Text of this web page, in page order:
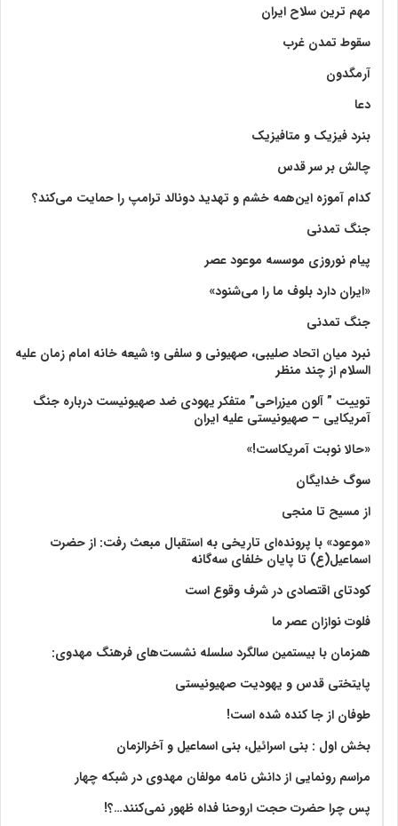
مهم ترین سلاح ایران
سقوط تمدن غرب
آرمگدون
دعا
بنرد فیزیک و متافیزیک
چالش بر سر قدس
کدام آموزه این‌همه خشم و تهدید دونالد ترامپ را حمایت می‌کند؟
جنگ تمدنی
پیام نوروزی موسسه موعود عصر
«ایران دارد بلوف ما را می‌شنود»
جنگ تمدنی
نبرد میان اتحاد صلیبی، صهیونی و سلفی و؛ شیعه خانه امام زمان علیه
السلام از چند منظر
توییت ” آلون میزراحی” متفکر یهودی ضد صهیونیست درباره جنگ
آمریکایی – صهیونیستی علیه ایران
«حالا نوبت آمریکاست!»
سوگ خدایگان
از مسیح تا منجی
«موعود» با پرونده‌ای تاریخی به استقبال مبعث رفت: از حضرت
اسماعیل(ع) تا پایان خلفای سه‌گانه
کودتای اقتصادی در شرف وقوع است
فلوت نوازان عصر ما
همزمان با بیستمین سالگرد سلسله نشست‌های فرهنگ مهدوی:‌
پایتختی قدس و یهودیت صهیونیستی
طوفان از جا کنده شده است!
بخش اول : بنی اسرائیل، بنی اسماعیل و آخرالزمان
مراسم رونمایی از دانش نامه مولفان مهدوی در شبکه چهار
پس چرا حضرت حجت اروحنا فداه ظهور نمی‌کنند…؟!